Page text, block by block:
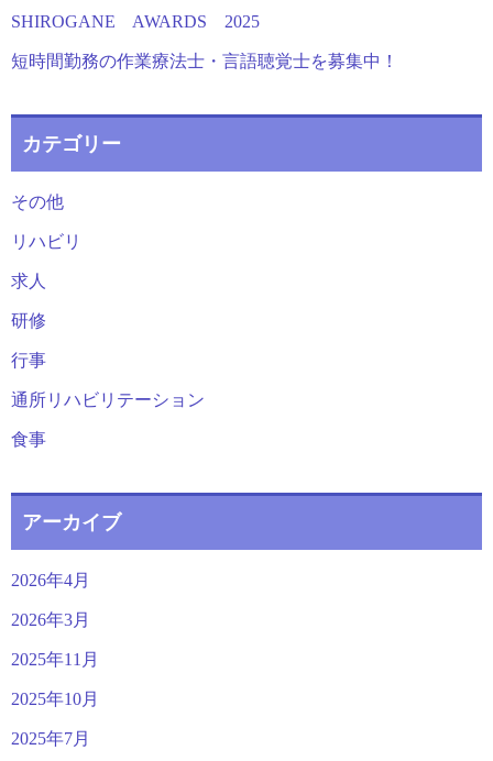
SHIROGANE AWARDS 2025
短時間勤務の作業療法士・言語聴覚士を募集中！
カテゴリー
その他
リハビリ
求人
研修
行事
通所リハビリテーション
食事
アーカイブ
2026年4月
2026年3月
2025年11月
2025年10月
2025年7月